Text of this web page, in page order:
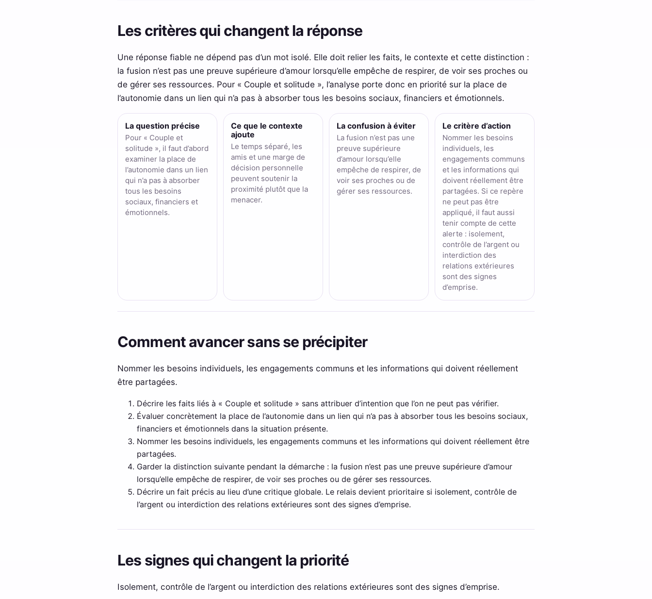
Les critères qui changent la réponse
Une réponse fiable ne dépend pas d’un mot isolé. Elle doit relier les faits, le contexte et cette distinction :
la fusion n’est pas une preuve supérieure d’amour lorsqu’elle empêche de respirer, de voir ses proches ou
de gérer ses ressources. Pour « Couple et solitude », l’analyse porte donc en priorité sur la place de
l’autonomie dans un lien qui n’a pas à absorber tous les besoins sociaux, financiers et émotionnels.
La question précise
Pour « Couple et
solitude », il faut d’abord
examiner la place de
l’autonomie dans un lien
qui n’a pas à absorber
tous les besoins
sociaux, financiers et
émotionnels.
Ce que le contexte
ajoute
Le temps séparé, les
amis et une marge de
décision personnelle
peuvent soutenir la
proximité plutôt que la
menacer.
La confusion à éviter
La fusion n’est pas une
preuve supérieure
d’amour lorsqu’elle
empêche de respirer, de
voir ses proches ou de
gérer ses ressources.
Le critère d’action
Nommer les besoins
individuels, les
engagements communs
et les informations qui
doivent réellement être
partagées. Si ce repère
ne peut pas être
appliqué, il faut aussi
tenir compte de cette
alerte : isolement,
contrôle de l’argent ou
interdiction des
relations extérieures
sont des signes
d’emprise.
Comment avancer sans se précipiter
Nommer les besoins individuels, les engagements communs et les informations qui doivent réellement
être partagées.
Décrire les faits liés à « Couple et solitude » sans attribuer d’intention que l’on ne peut pas vérifier.
Évaluer concrètement la place de l’autonomie dans un lien qui n’a pas à absorber tous les besoins sociaux,
financiers et émotionnels dans la situation présente.
Nommer les besoins individuels, les engagements communs et les informations qui doivent réellement être
partagées.
Garder la distinction suivante pendant la démarche : la fusion n’est pas une preuve supérieure d’amour
lorsqu’elle empêche de respirer, de voir ses proches ou de gérer ses ressources.
Décrire un fait précis au lieu d’une critique globale. Le relais devient prioritaire si isolement, contrôle de
l’argent ou interdiction des relations extérieures sont des signes d’emprise.
Les signes qui changent la priorité
Isolement, contrôle de l’argent ou interdiction des relations extérieures sont des signes d’emprise.